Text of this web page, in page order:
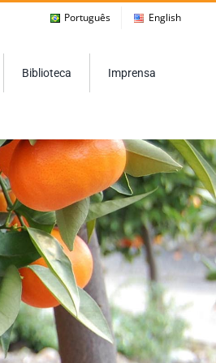
Português English
Biblioteca Imprensa